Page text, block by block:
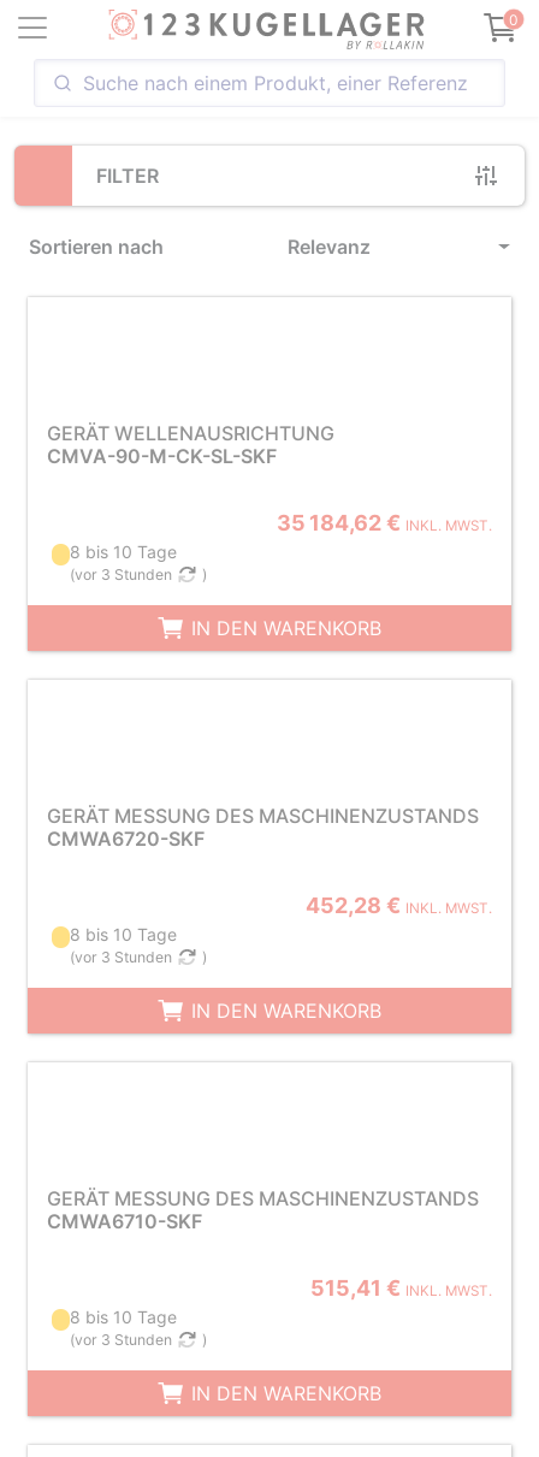
0
FILTER
Sortieren nach Relevanz
Loading...
GERÄT WELLENAUSRICHTUNG
CMVA-90-M-CK-SL-SKF
35 184,62 € INKL. MWST.
8 bis 10 Tage
(vor 3 Stunden )
IN DEN WARENKORB
GERÄT MESSUNG DES MASCHINENZUSTANDS
CMWA6720-SKF
452,28 € INKL. MWST.
8 bis 10 Tage
(vor 3 Stunden )
IN DEN WARENKORB
GERÄT MESSUNG DES MASCHINENZUSTANDS
CMWA6710-SKF
515,41 € INKL. MWST.
8 bis 10 Tage
(vor 3 Stunden )
IN DEN WARENKORB